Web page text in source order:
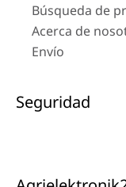
Búsqueda de
Acerca de
Envío
Seguridad